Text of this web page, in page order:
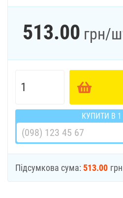
513.00 грн/
КУПИТИ В 1
Підсумкова сума: 513.00 грн